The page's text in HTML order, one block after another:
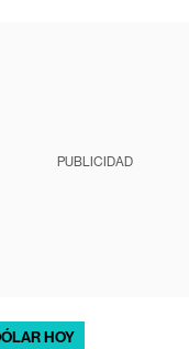
PUBLICIDAD
HOY